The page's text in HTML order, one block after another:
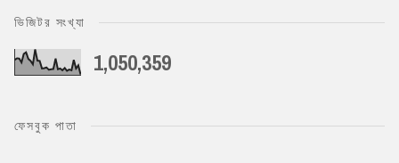
ভিজিটর সংখ্যা
1,050,359
ফেসবুক পাতা